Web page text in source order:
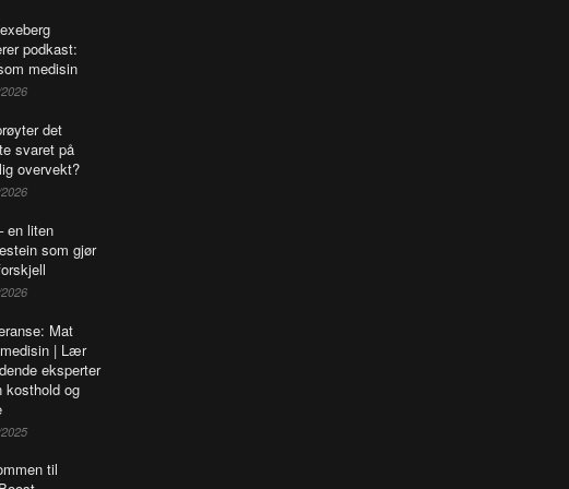
podkast:
medisin
det
svaret på
overvekt?
en liten
som gjør
Mat
| Lær
eksperter
kosthold og
til